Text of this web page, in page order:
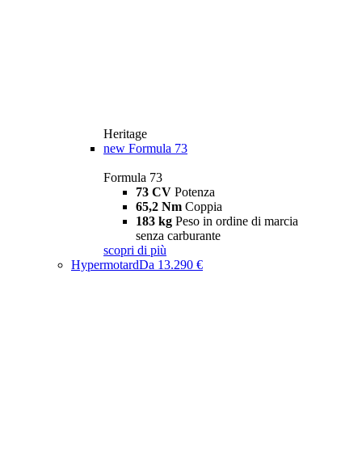
Heritage
new Formula 73
Formula 73
73 CV Potenza
65,2 Nm Coppia
183 kg Peso in ordine di marcia
senza carburante
scopri di più
HypermotardDa 13.290 €